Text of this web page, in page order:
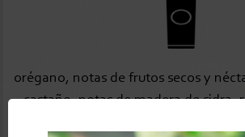
orégano, notas de frutos secos y
castaño, notas de madera de sidra,